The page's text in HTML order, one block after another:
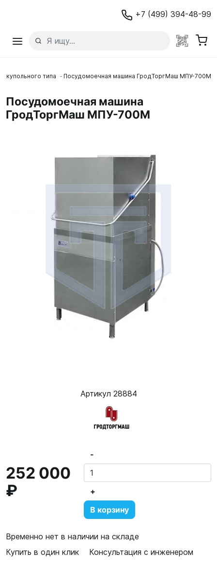
+7 (499) 394-48-99
купольного типа Посудомоечная машина ГродТоргМаш МПУ-700М
Посудомоечная машина
ГродТоргМаш МПУ-700М
Артикул 28884
252 000
₽
-
+
В корзину
Временно нет в наличии на складе
Купить в один клик
Консультация с инженером